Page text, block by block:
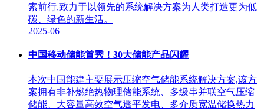
索前行,致力于以领先的系统解决方案为人类打造更为低
碳、绿色的新生活。
2025-06
中国移动储能首秀！30大储能产品闪耀
本次中国能建主要展示压缩空气储能系统解决方案,该方
案拥有非补燃绝热物理储能系统、多级串并联空气压缩
储能、大容量高效空气透平发电、多介质宽温储换热力